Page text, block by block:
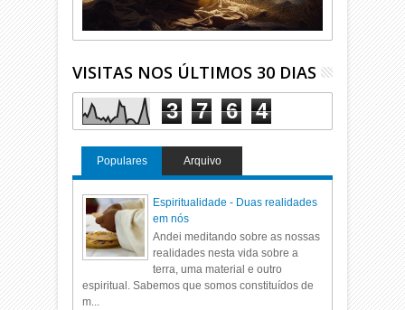
VISITAS NOS ÚLTIMOS 30 DIAS
3 7 6 4
Populares Arquivo
Espiritualidade - Duas realidades
em nós
Andei meditando sobre as nossas
realidades nesta vida sobre a
terra, uma material e outro
espiritual. Sabemos que somos constituídos de
m...